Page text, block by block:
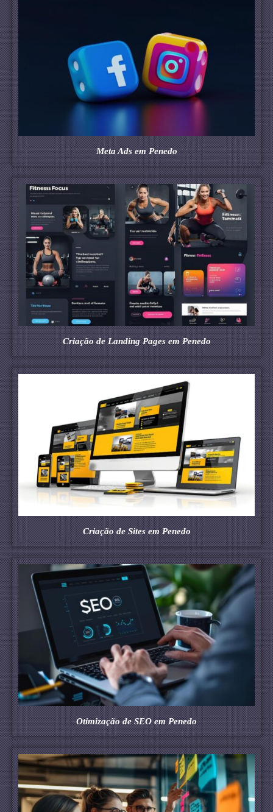
Meta Ads em Penedo
Criação de Landing Pages em Penedo
Criação de Sites em Penedo
Otimização de SEO em Penedo